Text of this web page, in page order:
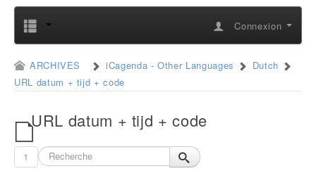
Connexion
ARCHIVES iCagenda - Other Languages
Dutch
URL datum + tijd + code
URL datum + tijd + code
1